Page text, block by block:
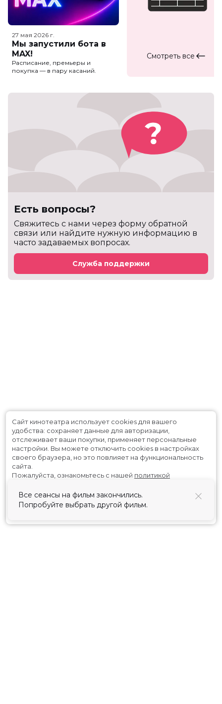
27 мая 2026 г.
Мы запустили бота в
MAX!
Расписание, премьеры и
покупка — в пару касаний.
Смотреть все
Есть вопросы?
Cвяжитесь с нами через форму обратной
связи или найдите нужную информацию в
часто задаваемых вопросах.
Служба поддержки
Все сеансы на фильм закончились.
Попробуйте выбрать другой фильм.
Сайт кинотеатра использует cookies для вашего
удобства: сохраняет данные для авторизации,
отслеживает ваши покупки, применяет персональные
настройки. Вы можете отключить cookies в настройках
своего браузера, но это повлияет на функциональность
сайта.
Пожалуйста, ознакомьтесь с нашей политикой
Принять